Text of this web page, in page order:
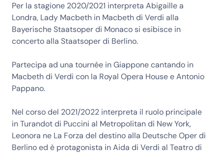
Per la stagione 2020/2021 interpreta Abigaille a
Londra, Lady Macbeth in Macbeth di Verdi alla
Bayerische Staatsoper di Monaco si esibisce in
concerto alla Staatsoper di Berlino.
Partecipa ad una tournée in Giappone cantando in
Macbeth di Verdi con la Royal Opera House e Antonio
Pappano.
Nel corso del 2021/2022 interpreta il ruolo principale
in Turandot di Puccini al Metropolitan di New York,
Leonora ne La Forza del destino alla Deutsche Oper di
Berlino ed è protagonista in Aida di Verdi al Teatro di